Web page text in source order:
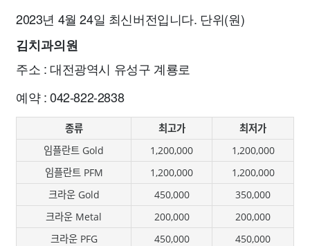
2023년 4월 24일 최신버전입니다. 단위(원)
김치과의원
주소 : 대전광역시 유성구 계룡로
예약 : 042-822-2838
종류 최고가
최저가
임플란트 Gold
1,200,000
1,200,000
임플란트 PFM
1,200,000
1,200,000
크라운 Gold
450,000
350,000
크라운 Metal
200,000
200,000
크라운 PFG
450,000
450,000